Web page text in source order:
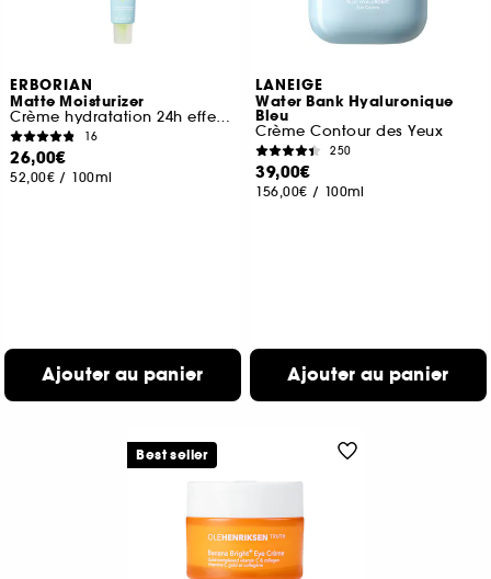
ERBORIAN
Matte Moisturizer
Crème hydratation 24h effet matifiant
16
26,00€
52,00€ / 100ml
Ajouter au panier
LANEIGE
Water Bank Hyaluronique
Bleu
Crème Contour des Yeux
250
39,00€
156,00€ / 100ml
Ajouter au panier
Best seller